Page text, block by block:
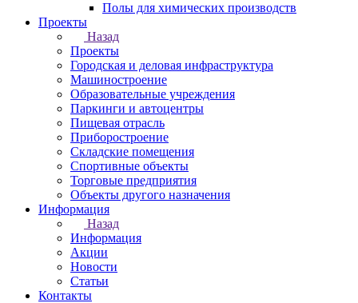
Полы для химических производств
Проекты
Назад
Проекты
Городская и деловая инфраструктура
Машиностроение
Образовательные учреждения
Паркинги и автоцентры
Пищевая отрасль
Приборостроение
Складские помещения
Спортивные объекты
Торговые предприятия
Объекты другого назначения
Информация
Назад
Информация
Акции
Новости
Статьи
Контакты